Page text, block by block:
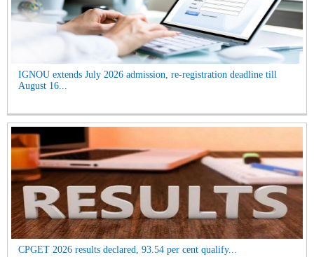
IGNOU extends July 2026 admission, re-registration deadline till
August 16...
CPGET 2026 results declared, 93.54 per cent qualify...